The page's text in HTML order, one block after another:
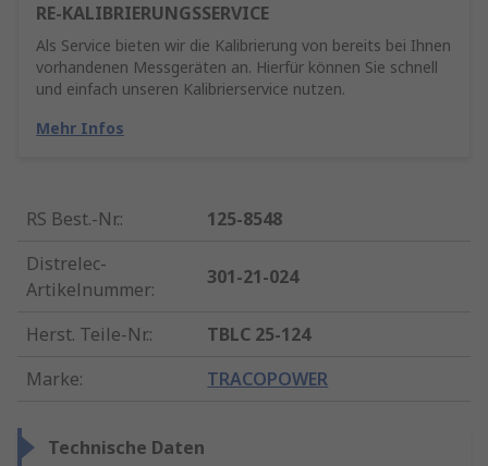
RE-KALIBRIERUNGSSERVICE
Als Service bieten wir die Kalibrierung von bereits bei Ihnen
vorhandenen Messgeräten an. Hierfür können Sie schnell
und einfach unseren Kalibrierservice nutzen.
Mehr Infos
RS Best.-Nr.:
125-8548
Distrelec-
Artikelnummer:
301-21-024
Herst. Teile-Nr.:
TBLC 25-124
Marke: TRACOPOWER
Technische Daten